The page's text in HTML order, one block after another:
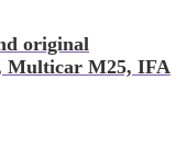
original
Multicar M25, IFA